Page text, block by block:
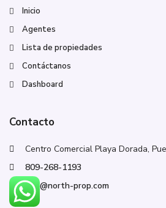
Inicio
Agentes
Lista de propiedades
Contáctanos
Dashboard
Contacto
Centro Comercial Playa Dorada,
809-268-1193
info@north-prop.com